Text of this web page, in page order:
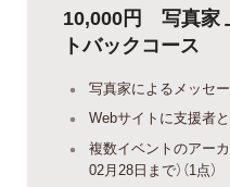
10,000円 写真家
トバックコース
写真家によるメッセー
Webサイトに支援者と
複数イベントのアー
02月28日まで）（1点）